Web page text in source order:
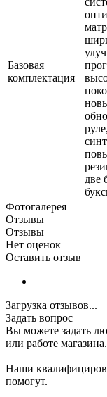
Базовая
комплектация
две
Фотогалерея
Отзывы
Отзывы
Нет оценок
Оставить отзыв
Загрузка отзывов...
Задать вопрос
Вы можете задать
или работе магазина.
Наши
помогут.